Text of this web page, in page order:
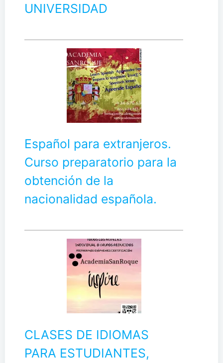
UNIVERSIDAD
Español para extranjeros.
Curso preparatorio para la
obtención de la
nacionalidad española.
CLASES DE IDIOMAS
PARA ESTUDIANTES,